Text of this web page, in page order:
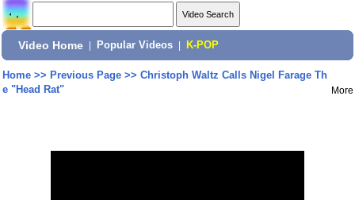
Video Home Popular Videos K-POP
Home>> Previous Page>> Christoph Waltz Calls Nigel Farage Th
e "Head Rat"
More